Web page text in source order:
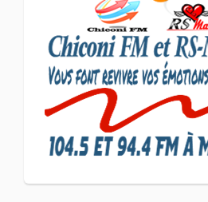
Le président de
l'association Coup de
Pouce a partagé sa vision
d'un entrepreneuriat
CULTURE ET SOCIÉTÉ
L'association Marovoanio
et Reska NI Kalamu pour la
Langue KIBOSI